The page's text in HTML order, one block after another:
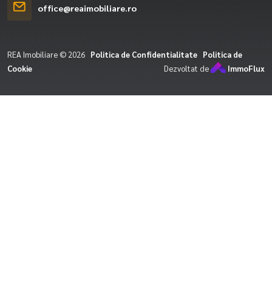
office@reaimobiliare.ro
REA Imobiliare © 2026 Politica de Confidentialitate Politica de
Cookie
Dezvoltat de ImmoFlux